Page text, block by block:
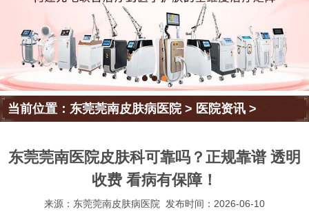
当前位置：东莞莞南皮肤病医院> 医院资讯 >
东莞莞南医院皮肤科可靠吗？正规靠谱 透明
收费 看病有保障！
来源：东莞莞南皮肤病医院 发布时间：2026-06-10